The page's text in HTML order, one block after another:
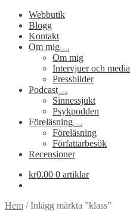
Webbutik
Blogg
Kontakt
Om mig
Expandera
undermeny
Om mig
Intervjuer och media
Pressbilder
Podcast
Expandera
undermeny
Sinnessjukt
Psykpodden
Föreläsning
Expandera
undermeny
Föreläsning
Författarbesök
Recensioner
kr0.00 0 artiklar
Hem /Inlägg märkta ”klass”